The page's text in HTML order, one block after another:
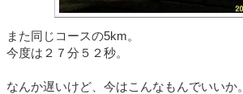
また同じコースの5km。
今度は２７分５２秒。
なんか遅いけど、今はこんなもんでいいか